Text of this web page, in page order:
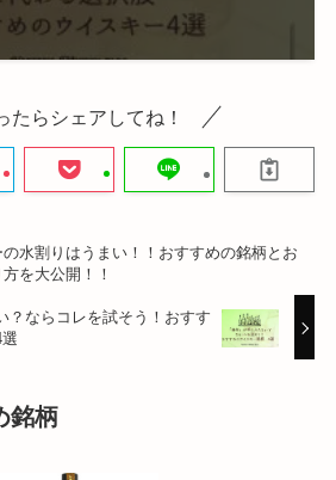
たらシェアしてね！
水割りはうまい！！おすすめの銘柄とお
を大公開！！
？ならコレを試そう！おすす
選
銘柄